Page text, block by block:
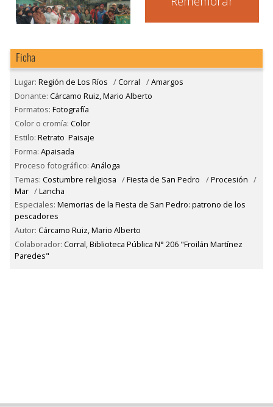
Ficha
Lugar: Región de Los Ríos /Corral /Amargos
Donante: Cárcamo Ruiz, Mario Alberto
Formatos: Fotografía
Color o cromía: Color
Estilo: Retrato Paisaje
Forma: Apaisada
Proceso fotográfico: Análoga
Temas: Costumbre religiosa /Fiesta de San Pedro /Procesión /
Mar /Lancha
Especiales: Memorias de la Fiesta de San Pedro: patrono de los
pescadores
Autor: Cárcamo Ruiz, Mario Alberto
Colaborador: Corral, Biblioteca Pública N° 206 "Froilán Martínez
Paredes"